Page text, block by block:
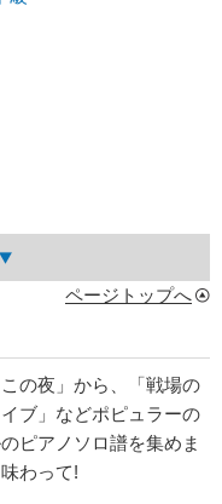
ページトップへ
の夜」から、「戦場の
ブ」などポピュラーの
ピアノソロ譜を集めま
わって!